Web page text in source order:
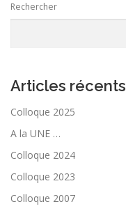
t
d
s
a
r
t
i
Rechercher
Articles récents
Colloque 2025
A la UNE …
Colloque 2024
Colloque 2023
Colloque 2007